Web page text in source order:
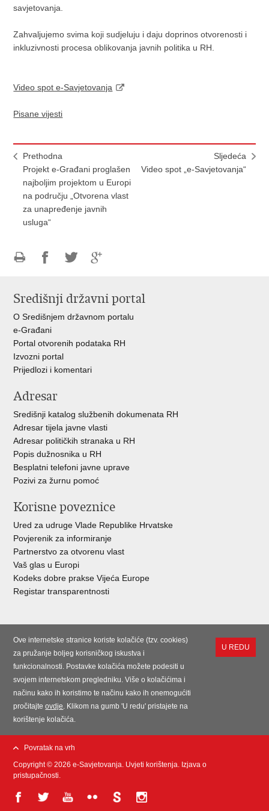
savjetovanja.
Zahvaljujemo svima koji sudjeluju i daju doprinos otvorenosti i
inkluzivnosti procesa oblikovanja javnih politika u RH.
Video spot e-Savjetovanja
Pisane vijesti
Prethodna
Projekt e-Građani proglašen
najboljim projektom u Europi
na području „Otvorena vlast
za unapređenje javnih
usluga“
Sljedeća
Video spot „e-Savjetovanja“
FacebookuTwitteruGoogle
Središnji državni portal
O Središnjem državnom portalu
e-Građani
Portal otvorenih podataka RH
Izvozni portal
Prijedlozi i komentari
Adresar
Središnji katalog službenih dokumenata RH
Adresar tijela javne vlasti
Adresar političkih stranaka u RH
Popis dužnosnika u RH
Besplatni telefoni javne uprave
Pozivi za žurnu pomoć
Korisne poveznice
Ured za udruge Vlade Republike Hrvatske
Povjerenik za informiranje
Partnerstvo za otvorenu vlast
Vaš glas u Europi
Kodeks dobre prakse Vijeća Europe
Registar transparentnosti
Ove internetske stranice koriste kolačiće (tzv. cookies)
za pružanje boljeg korisničkog iskustva i
funkcionalnosti. Postavke kolačića možete podesiti u
svojem internetskom pregledniku. Više o kolačićima i
načinu kako ih koristimo te načinu kako ih onemogućiti
pročitajteovdje . Klikom na gumb 'U redu' pristajete na
korištenje kolačića.
U REDU
Povratak na vrh
Copyright © 2026 e-Savjetovanja. Uvjeti korištenja Izjava o
pristupačnosti